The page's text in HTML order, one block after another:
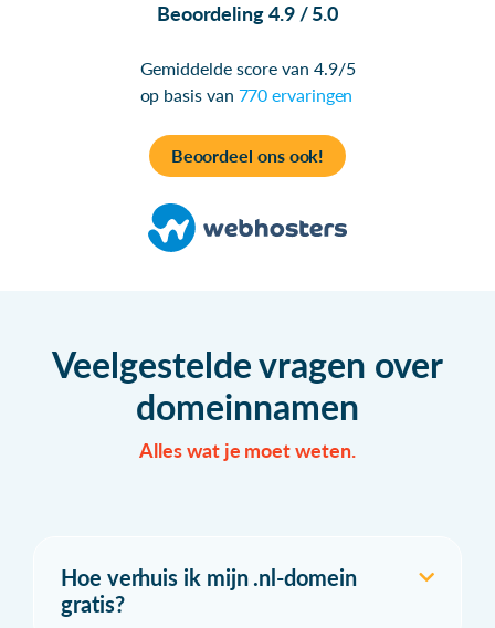
Beoordeling 4.9 / 5.0
Gemiddelde score van 4.9/5
op basis van 770 ervaringen
Beoordeel ons ook!
Veelgestelde vragen over
domeinnamen
Alles wat je moet weten.
Hoe verhuis ik mijn .nl-domein
gratis?